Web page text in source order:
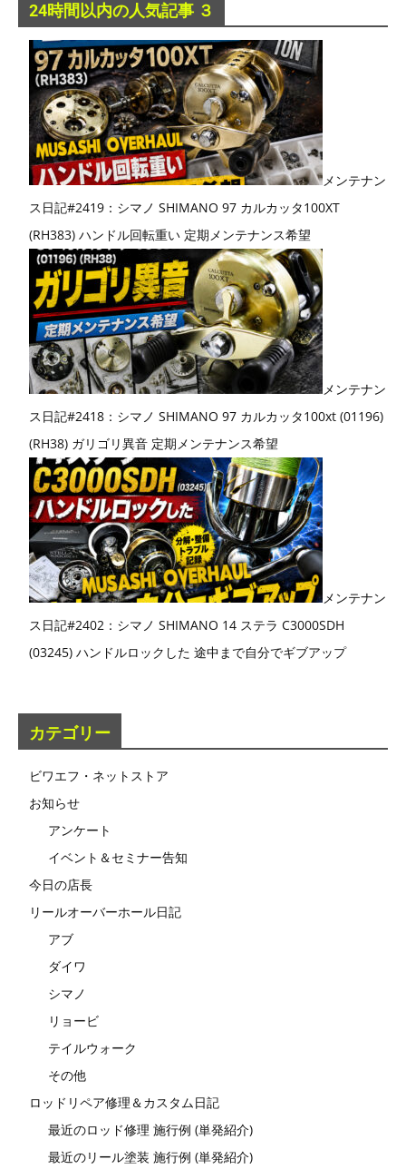
24時間以内の人気記事 ３
メンテナン
ス日記#2419：シマノ SHIMANO 97 カルカッタ100XT
(RH383) ハンドル回転重い 定期メンテナンス希望
メンテナン
ス日記#2418：シマノ SHIMANO 97 カルカッタ100xt (01196)
(RH38) ガリゴリ異音 定期メンテナンス希望
メンテナン
ス日記#2402：シマノ SHIMANO 14 ステラ C3000SDH
(03245) ハンドルロックした 途中まで自分でギブアップ
カテゴリー
ビワエフ・ネットストア
お知らせ
アンケート
イベント＆セミナー告知
今日の店長
リールオーバーホール日記
アブ
ダイワ
シマノ
リョービ
テイルウォーク
その他
ロッドリペア修理＆カスタム日記
最近のロッド修理 施行例 (単発紹介)
最近のリール塗装 施行例 (単発紹介)